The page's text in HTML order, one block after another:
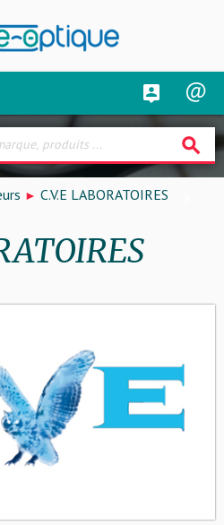
search
C.V.E LABORATOIRES